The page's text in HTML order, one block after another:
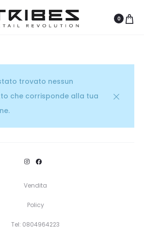
0
trovato nessun
che corrisponde alla tua
Vendita
Policy
Tel: 0804964223